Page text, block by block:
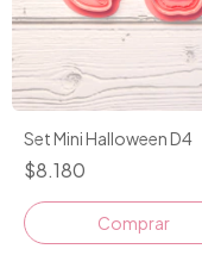
Set Mini Halloween D4
$8.180